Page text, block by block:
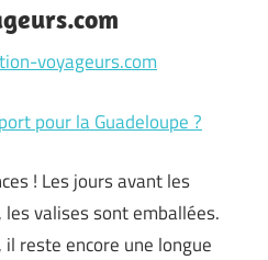
voyageurs.com
pour la Guadeloupe ?
! Les jours avant les
valises sont emballées.
reste encore une longue